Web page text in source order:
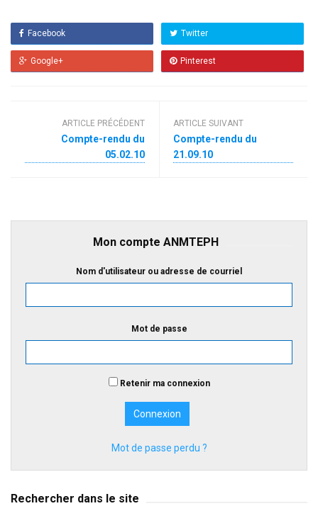
Facebook Twitter
Google+ Pinterest
ARTICLE PRÉCÉDENT
Compte-rendu du
05.02.10
ARTICLE SUIVANT
Compte-rendu du
21.09.10
Mon compte ANMTEPH
Nom d'utilisateur ou adresse de courriel
Mot de passe
Retenir ma connexion
Mot de passe perdu ?
Rechercher dans le site